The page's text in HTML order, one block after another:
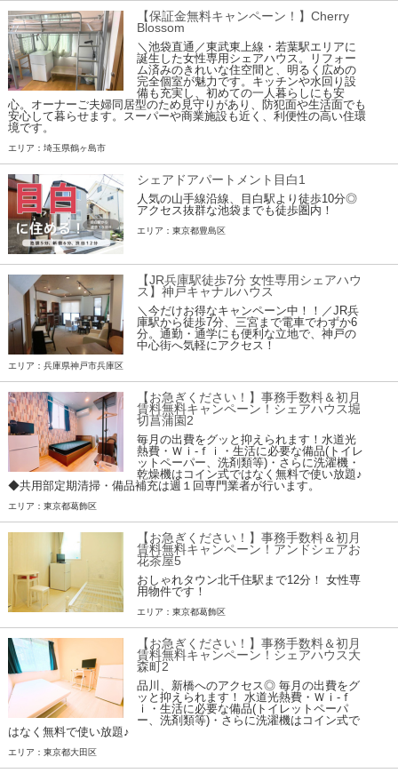
【保証金無料キャンペーン！】Cherry
Blossom
＼池袋直通／東武東上線・若葉駅エリアに
誕生した女性専用シェアハウス。リフォー
ム済みのきれいな住空間と、明るく広めの
完全個室が魅力です。キッチンや水回り設
備も充実し、初めての一人暮らしにも安
心。オーナーご夫婦同居型のため見守りがあり、防犯面や生活面でも
安心して暮らせます。スーパーや商業施設も近く、利便性の高い住環
境です。
エリア：埼玉県鶴ヶ島市
シェアドアパートメント目白1
人気の山手線沿線、目白駅より徒歩10分◎
アクセス抜群な池袋までも徒歩圏内！
エリア：東京都豊島区
【JR兵庫駅徒歩7分 女性専用シェアハウ
ス】神戸キャナルハウス
＼今だけお得なキャンペーン中！！／JR兵
庫駅から徒歩7分、三宮まで電車でわずか6
分。通勤・通学にも便利な立地で、神戸の
中心街へ気軽にアクセス！
エリア：兵庫県神戸市兵庫区
【お急ぎください！】事務手数料＆初月
賃料無料キャンペーン！シェアハウス堀
切菖蒲園2
毎月の出費をグッと抑えられます！水道光
熱費・Ｗｉ-ｆｉ・生活に必要な備品(トイレ
ットペーパー、洗剤類等)・さらに洗濯機・
乾燥機はコイン式ではなく無料で使い放題♪
◆共用部定期清掃・備品補充は週１回専門業者が行います。
エリア：東京都葛飾区
【お急ぎください！】事務手数料＆初月
賃料無料キャンペーン！アンドシェアお
花茶屋5
おしゃれタウン北千住駅まで12分！ 女性専
用物件です！
エリア：東京都葛飾区
【お急ぎください！】事務手数料＆初月
賃料無料キャンペーン！シェアハウス大
森町2
品川、新橋へのアクセス◎ 毎月の出費をグ
ッと抑えられます！ 水道光熱費・Ｗｉ-ｆ
ｉ・生活に必要な備品(トイレットペーパ
ー、洗剤類等)・さらに洗濯機はコイン式で
はなく無料で使い放題♪
エリア：東京都大田区